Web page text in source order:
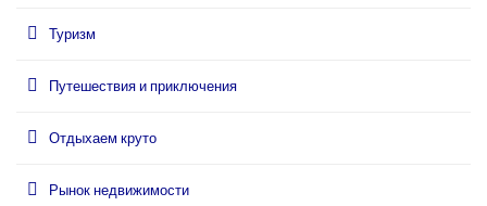
Туризм
Путешествия и приключения
Отдыхаем круто
Рынок недвижимости